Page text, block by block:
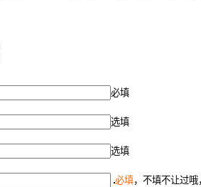
必填
选填
选填
必填，不填不让过